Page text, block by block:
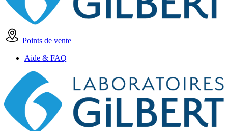
Points de vente
Aide & FAQ